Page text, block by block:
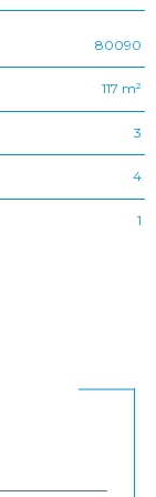
80090
117 m²
3
4
1